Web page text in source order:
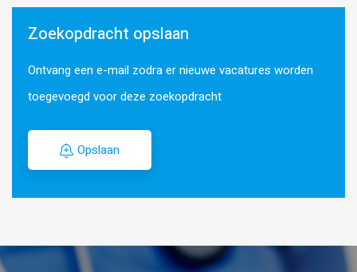
Zoekopdracht opslaan
Ontvang een e-mail zodra er nieuwe vacatures worden
toegevoegd voor deze zoekopdracht
Opslaan